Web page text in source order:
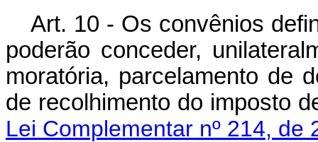
Art. 10 - Os convênios
poderão conceder,
moratória, parcelamento de
de recolhimento do imposto
Lei Complementar nº 214, de